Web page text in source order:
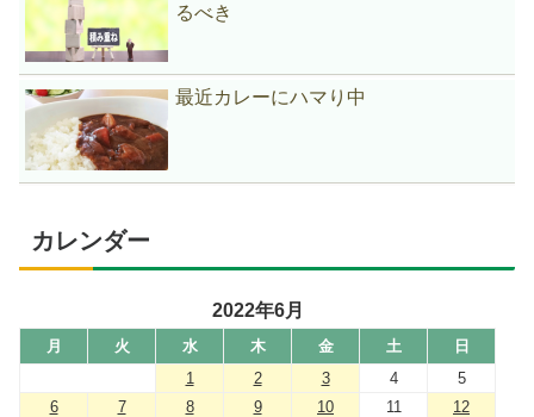
るべき
最近カレーにハマり中
カレンダー
2022年6月
月 火 水 木 金 土
日
1
2 3 4
5
6
7 8 9 10 11
12